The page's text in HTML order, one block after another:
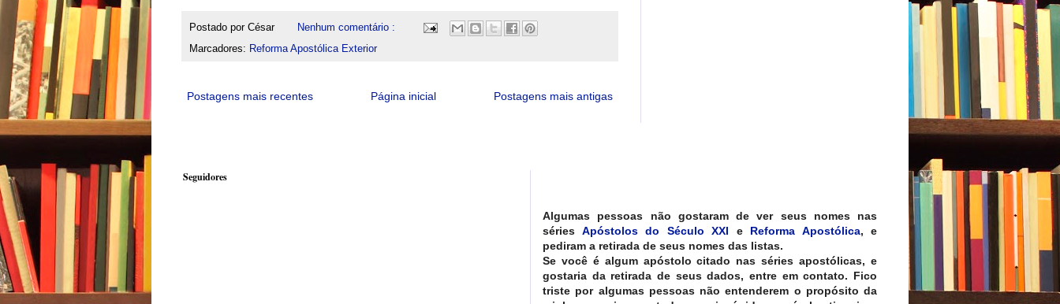
Postado por César
Nenhum comentário :
Marcadores: Reforma Apostólica Exterior
Postagens mais recentes Postagens mais antigas
Página inicial
Seguidores
Algumas pessoas não gostaram de ver seus nomes nas
séries Apóstolos do Século XXI e Reforma Apostólica, e
pediram a retirada de seus nomes das listas.
Se você é algum apóstolo citado nas séries apostólicas, e
gostaria da retirada de seus dados, entre em contato. Fico
triste por algumas pessoas não entenderem o propósito da